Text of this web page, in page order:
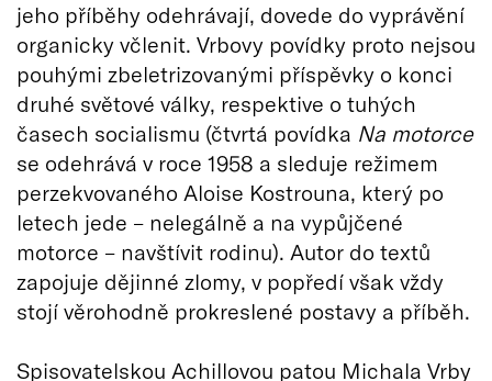
jeho příběhy odehrávají, dovede do vyprávění
organicky včlenit. Vrbovy povídky proto nejsou
pouhými zbeletrizovanými příspěvky o konci
druhé světové války, respektive o tuhých
časech socialismu (čtvrtá povídka Na motorce
se odehrává v roce 1958 a sleduje režimem
perzekvovaného Aloise Kostrouna, který po
letech jede – nelegálně a na vypůjčené
motorce – navštívit rodinu). Autor do textů
zapojuje dějinné zlomy, v popředí však vždy
stojí věrohodně prokreslené postavy a příběh.
Spisovatelskou Achillovou patou Michala Vrby